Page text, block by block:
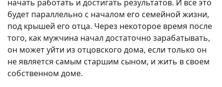
начать работать и достигать результатов. И все это
будет параллельно с началом его семейной жизни,
под крышей его отца. Через некоторое время после
того, как мужчина начал достаточно зарабатывать,
он может уйти из отцовского дома, если только он
не является самым старшим сыном, и жить в своем
собственном доме.